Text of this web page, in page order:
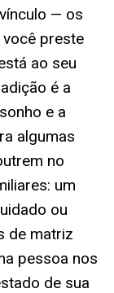
— os
preste
ao seu
é a
e a
algumas
no
um
ou
de matriz
pessoa nos
de sua